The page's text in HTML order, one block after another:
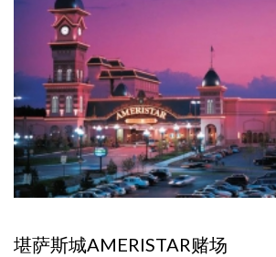
堪萨斯城AMERISTAR赌场